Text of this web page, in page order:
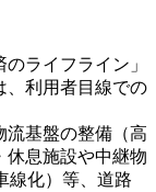
ライフライン」
、利用者目線での
基盤の整備（高
休息施設や中継物
線化）等、道路